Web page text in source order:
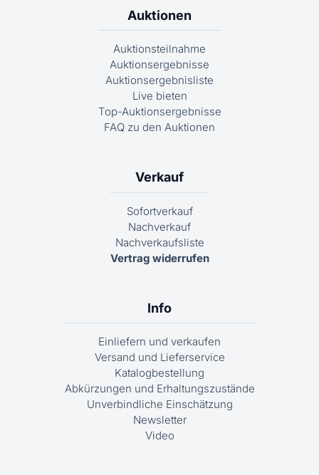
Auktionen
Auktionsteilnahme
Auktionsergebnisse
Auktionsergebnisliste
Live bieten
Top-Auktionsergebnisse
FAQ zu den Auktionen
Verkauf
Sofortverkauf
Nachverkauf
Nachverkaufsliste
Vertrag widerrufen
Info
Einliefern und verkaufen
Versand und Lieferservice
Katalogbestellung
Abkürzungen und Erhaltungszustände
Unverbindliche Einschätzung
Newsletter
Video